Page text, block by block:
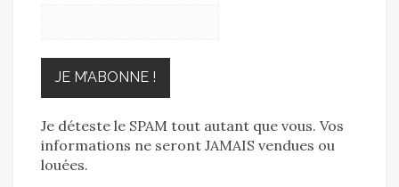
Je déteste le SPAM tout autant que vous. Vos
informations ne seront JAMAIS vendues ou
louées.